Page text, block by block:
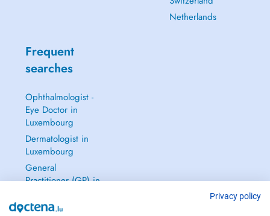
Netherlands
Frequent
searches
Ophthalmologist -
Eye Doctor in
Luxembourg
Dermatologist in
Luxembourg
General
Practitioner (GP) in
Gynecologist in
Privacy policy